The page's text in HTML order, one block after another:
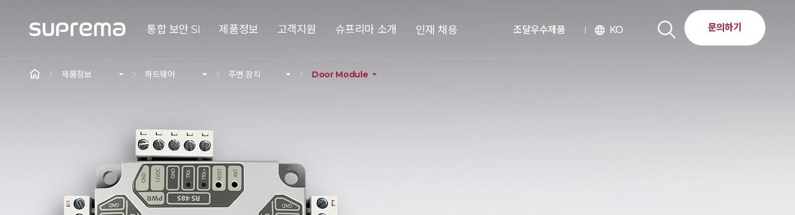
통합 보안 SI 제품정보 고객지원 슈프리마 소개 인재 채용 조달우수제품 language KO 문의하기
제품정보 하드웨어 주변 장치 Door Module